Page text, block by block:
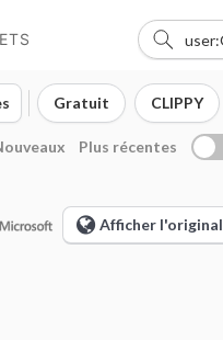
Gratuit CLIPPY
Plus récentes
Afficher l'original